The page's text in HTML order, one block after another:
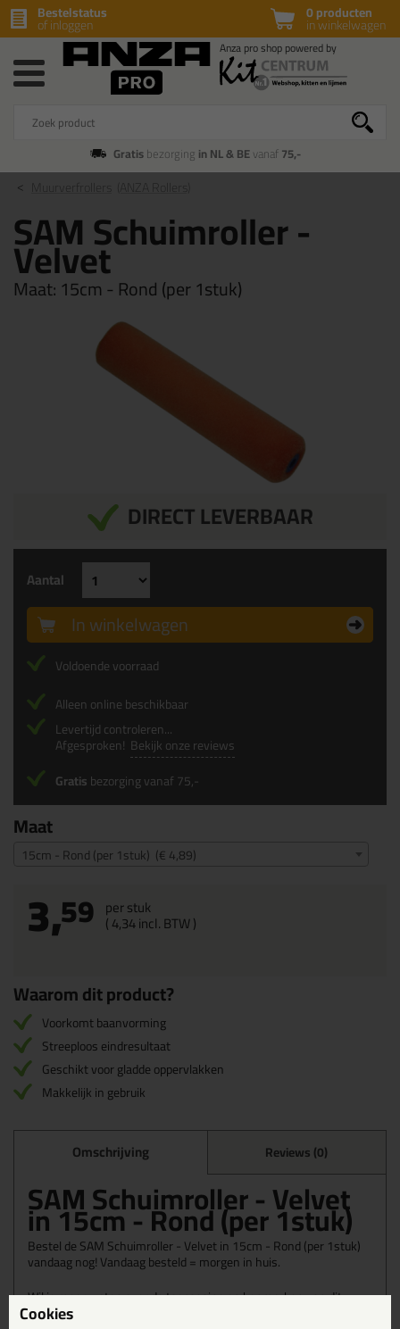
0 producten
in winkelwagen
Bestelstatus
of inloggen
Gratisbezorging in NL & BEvanaf75,-
Muurverfrollers
SAM Schuimroller -
Velvet
Maat:15cm - Rond (per 1stuk)
DIRECT LEVERBAAR
Maat
15cm - Rond (per 1stuk) (€ 4,89)
3,59 per stuk
(4,34incl. BTW )
Aantal
In winkelwagen
Voldoende voorraad
Alleen online beschikbaar
Levertijd controleren...
Afgesproken! Bekijk onze reviews
Gratisbezorging vanaf 75,-
Waarom dit product?
Voorkomt baanvorming
Streeploos eindresultaat
Geschikt voor gladde oppervlakken
Makkelijk in gebruik
Omschrijving Reviews (0)
SAM Schuimroller - Velvet
in 15cm - Rond (per 1stuk)
Bestel de SAM Schuimroller - Velvet in 15cm - Rond (per 1stuk)
vandaag nog! Vandaag besteld = morgen in huis.
Wil je meer weten over de toepassing en kenmerken van dit
product?
Cookies